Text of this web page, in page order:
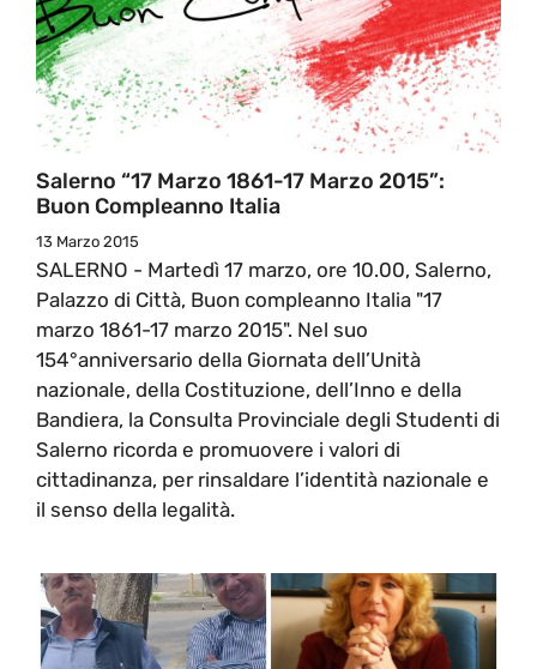
Salerno “17 Marzo 1861-17 Marzo 2015”:
Buon Compleanno Italia
13 Marzo 2015
SALERNO - Martedì 17 marzo, ore 10.00, Salerno,
Palazzo di Città, Buon compleanno Italia "17
marzo 1861-17 marzo 2015". Nel suo
154°anniversario della Giornata dell’Unità
nazionale, della Costituzione, dell’Inno e della
Bandiera, la Consulta Provinciale degli Studenti di
Salerno ricorda e promuovere i valori di
cittadinanza, per rinsaldare l’identità nazionale e
il senso della legalità.